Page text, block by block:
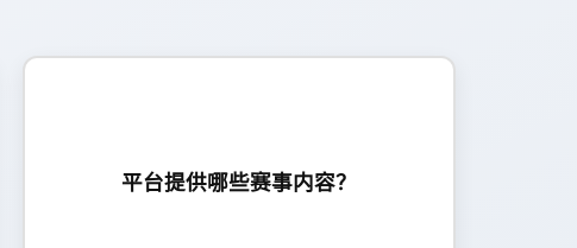
平台提供哪些赛事内容？
目、联赛与球队筛选查看，帮助用户更高效地获